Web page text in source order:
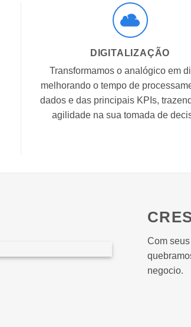
DIGITALIZAÇÃO
Transformamos o analógico em
melhorando o tempo de
dados e das principais KPIs,
agilidade na sua tomada de
Com
negocio.